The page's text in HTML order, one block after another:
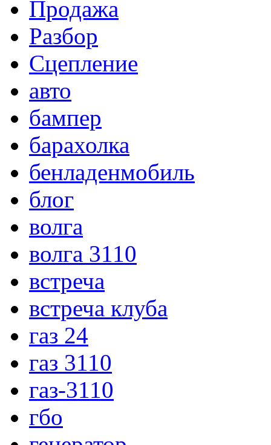
Продажа
Разбор
Сцепление
авто
бампер
барахолка
бенладенмобиль
блог
волга
волга 3110
встреча
встреча клуба
газ 24
газ 3110
газ-3110
гбо